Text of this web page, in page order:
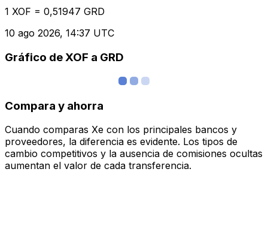
1 XOF = 0,51947 GRD
10 ago 2026, 14:37 UTC
Gráfico de XOF a GRD
Compara y ahorra
Cuando comparas Xe con los principales bancos y
proveedores, la diferencia es evidente. Los tipos de
cambio competitivos y la ausencia de comisiones ocultas
aumentan el valor de cada transferencia.